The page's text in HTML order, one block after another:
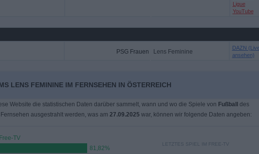
Ligue
YouTube
PSG Frauen Lens Feminine
DAZN
ansehen)
LENS FEMININE IM FERNSEHEN IN ÖSTERREICH
Website die statistischen Daten darüber sammelt, wann und wo die Spiele von Fußball
des
ausgestrahlt werden, was am 27.09.2025 war, können wir folgende Daten angeben:
TV
81,82%
LETZTES SPIEL IM FREE-TV